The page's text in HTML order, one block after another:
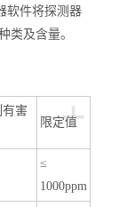
软件将探测器
类及含量。
+
有害
限定值
≤
1000ppm